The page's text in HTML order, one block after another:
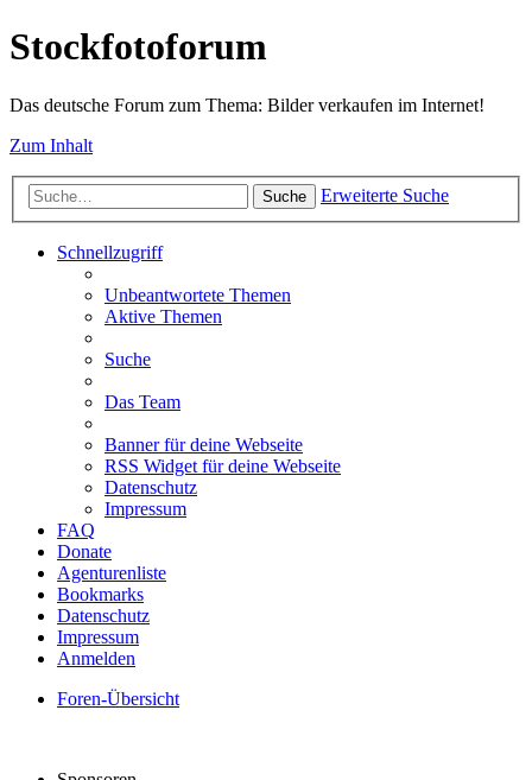
Stockfotoforum
Das deutsche Forum zum Thema: Bilder verkaufen im Internet!
Zum Inhalt
Suche Erweiterte Suche
Schnellzugriff
Unbeantwortete Themen
Aktive Themen
Suche
Das Team
Banner für deine Webseite
RSS Widget für deine Webseite
Datenschutz
Impressum
FAQ
Donate
Agenturenliste
Bookmarks
Datenschutz
Impressum
Anmelden
Foren-Übersicht